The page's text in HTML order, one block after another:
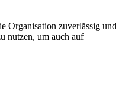
Organisation zuverlässig und
nutzen, um auch auf